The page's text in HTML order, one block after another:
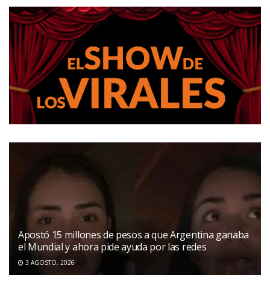
Apostó 15 millones de pesos a que Argentina ganaba
el Mundial y ahora pide ayuda por las redes
3 AGOSTO, 2026